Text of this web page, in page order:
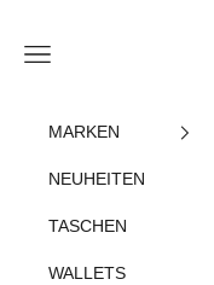
Navigationsmenü öffnen
MARKEN
NEUHEITEN
TASCHEN
WALLETS